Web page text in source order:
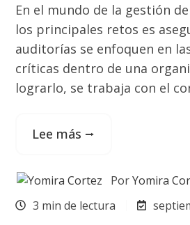
En el mundo de la gestión
los principales retos es
auditorías se enfoquen en
críticas dentro de una
lograrlo, se trabaja con el
Lee más ⭢
PorYomira
3 min de lectura